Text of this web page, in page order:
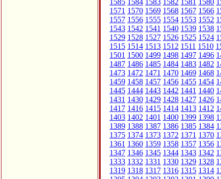
1585 1584 1583 1582 1581 1580
1571 1570 1569 1568 1567 1566
1557 1556 1555 1554 1553 1552
1543 1542 1541 1540 1539 1538
1529 1528 1527 1526 1525 1524
1515 1514 1513 1512 1511 1510
1501 1500 1499 1498 1497 1496
1487 1486 1485 1484 1483 1482
1473 1472 1471 1470 1469 1468
1459 1458 1457 1456 1455 1454
1445 1444 1443 1442 1441 1440
1431 1430 1429 1428 1427 1426
1417 1416 1415 1414 1413 1412
1403 1402 1401 1400 1399 1398
1389 1388 1387 1386 1385 1384
1375 1374 1373 1372 1371 1370
1361 1360 1359 1358 1357 1356
1347 1346 1345 1344 1343 1342
1333 1332 1331 1330 1329 1328
1319 1318 1317 1316 1315 1314